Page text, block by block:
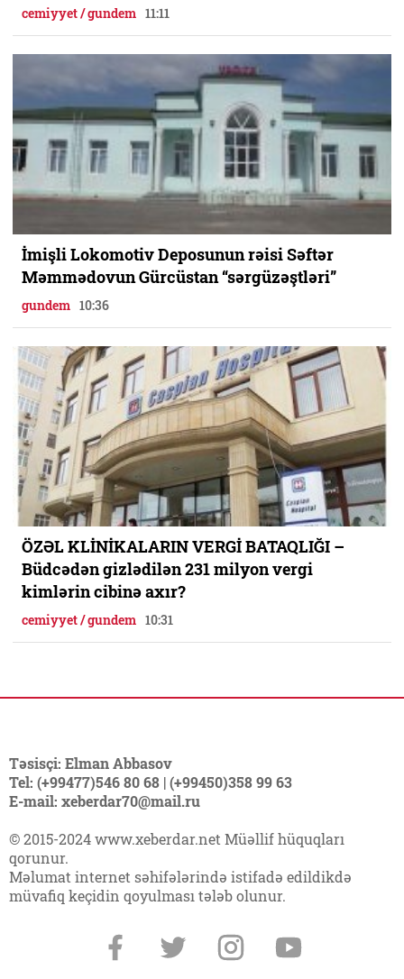
cemiyyet / gundem 11:11
İmişli Lokomotiv Deposunun rəisi Səftər
Məmmədovun Gürcüstan “sərgüzəştləri”
gundem 10:36
ÖZƏL KLİNİKALARIN VERGİ BATAQLIĞI –
Büdcədən gizlədilən 231 milyon vergi
kimlərin cibinə axır?
cemiyyet / gundem 10:31
Təsisçi: Elman Abbasov
Tel: (+99477)546 80 68 | (+99450)358 99 63
E-mail: xeberdar70@mail.ru
© 2015-2024 www.xeberdar.net Müəllif hüquqları
qorunur.
Məlumat internet səhifələrində istifadə edildikdə
müvafiq keçidin qoyulması tələb olunur.